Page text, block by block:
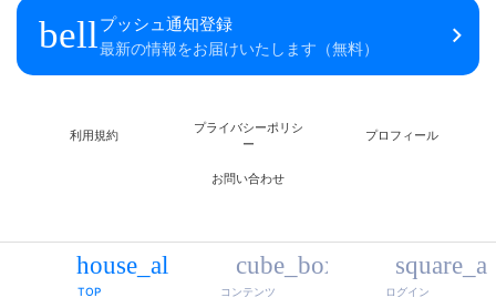
bellプッシュ通知登録
最新の情報をお届けいたします（無料）
利用規約
プライバシーポリシ
ー
プロフィール
お問い合わせ
house_alt
TOP
cube_box
コンテンツ ログイン